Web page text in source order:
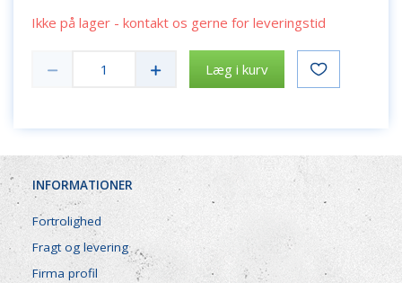
Ikke på lager - kontakt os gerne for leveringstid
Læg i kurv
INFORMATIONER
Fortrolighed
Fragt og levering
Firma profil